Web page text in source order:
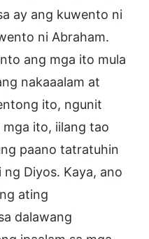
ay ang kuwento ni
ni Abraham.
ang mga ito mula
nakaaalam at
ito, ngunit
ito, iilang tao
paano tatratuhin
Diyos. Kaya, ano
ating
dalawang